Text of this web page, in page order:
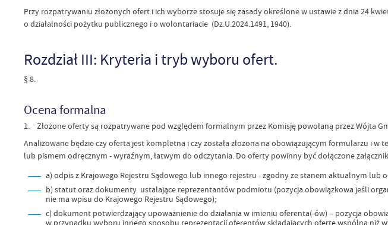
Przy rozpatrywaniu złożonych ofert i ich wyborze stosuje się zasady określone w ustawie z dnia 24
o działalności pożytku publicznego i o wolontariacie (Dz.U.2024.1491, 1940).
Rozdział III: Kryteria i tryb wyboru ofert.
§ 8.
Ocena formalna
1. Złożone oferty są rozpatrywane pod względem formalnym przez Komisję powołaną przez Wójta
Analizowane będzie czy oferta jest kompletna i czy została złożona na obowiązującym formularzu i
lub pismem odręcznym - wyraźnym, łatwym do odczytania. Do oferty powinny być dołączone
a) odpis z Krajowego Rejestru Sądowego lub innego rejestru - zgodny ze stanem aktualnym lub
b) statut oraz dokumenty ustalające reprezentantów podmiotu (pozycja obowiązkowa jeśli
nie ma wpisu do Krajowego Rejestru Sądowego);
c) dokument potwierdzający upoważnienie do działania w imieniu oferenta(-ów) – pozycja
w przypadku wyboru innego sposobu reprezentacji oferentów składających ofertę wspólną niż